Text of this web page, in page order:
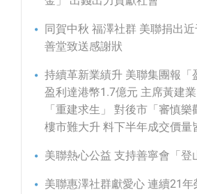
同賀中秋 福澤社群 美聯捐出
善堂致送感謝狀
持續革新業績升 美聯集團報「
盈利達港幣1.7億元 主席黃建
「重建求生」 對後市「審慎
樓市難大升 料下半年成交價量
美聯熱心公益 支持善寧會「登
美聯惠澤社群獻愛心 連續21年